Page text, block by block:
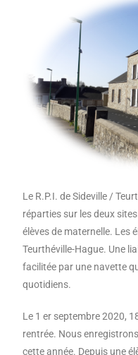
Le R.P.I. de Sideville /
réparties sur les deux
élèves de maternelle. Les
Teurthéville-Hague. Une
facilitée par une navette
quotidiens.
Le 1 er septembre 2020,
rentrée. Nous
cette année. Depuis une